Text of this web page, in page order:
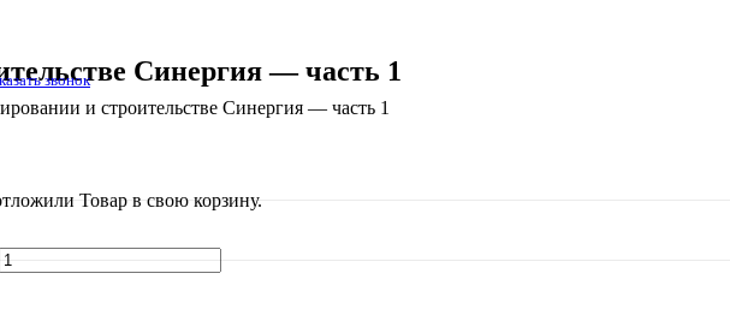
звонок
Товар в свою корзину.
Синергия — часть 1
и строительстве Синергия — часть 1